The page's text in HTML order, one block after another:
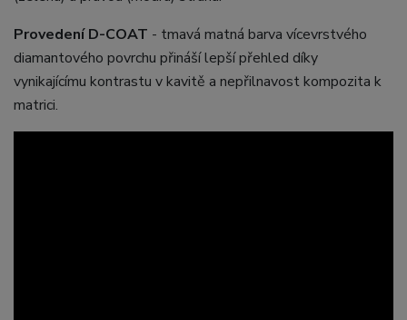
Provedení D-COAT - tmavá matná barva vícevrstvého
diamantového povrchu přináší lepší přehled díky
vynikajícímu kontrastu v kavitě a nepřilnavost kompozita k
matrici.